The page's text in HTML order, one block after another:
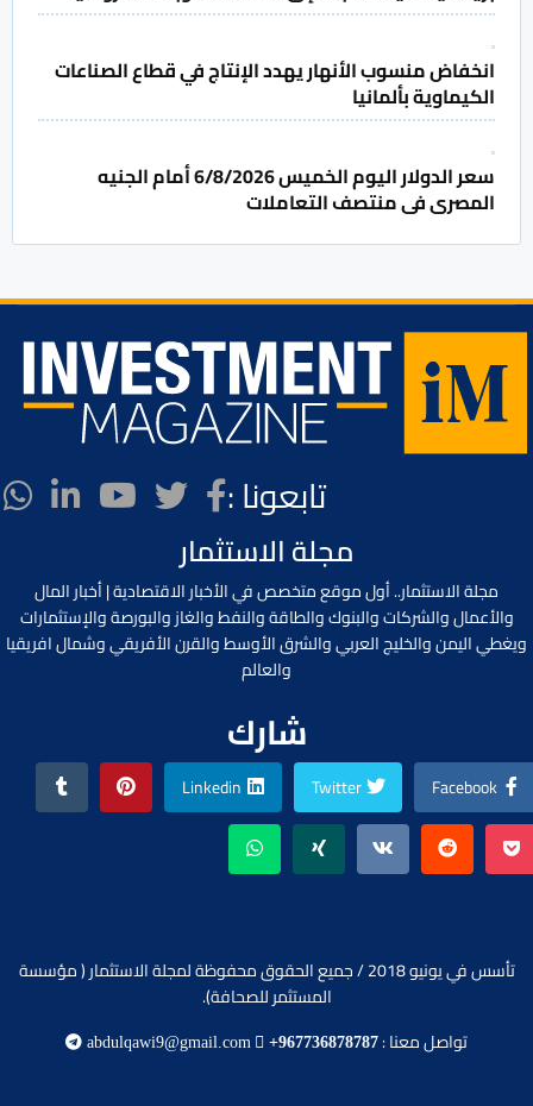
انخفاض منسوب الأنهار يهدد الإنتاج في قطاع الصناعات
الكيماوية بألمانيا
سعر الدولار اليوم الخميس 6/8/2026 أمام الجنيه
المصرى فى منتصف التعاملات
تابعونا :
مجلة الاستثمار
مجلة الاستثمار.. أول موقع متخصص في الأخبار الاقتصادية | أخبار المال
والأعمال والشركات والبنوك والطاقة والنفط والغاز والبورصة والإستثمارات
ويغطي اليمن والخليج العربي والشرق الأوسط والقرن الأفريقي وشمال افريقيا
والعالم
شارك
Facebook
Twitter
Linkedin
تأسس في يونيو 2018 / جميع الحقوق محفوظة لمجلة الاستثمار ( مؤسسة
المستثمر للصحافة).
تواصل معنا : +967736878787
abdulqawi9@gmail.com